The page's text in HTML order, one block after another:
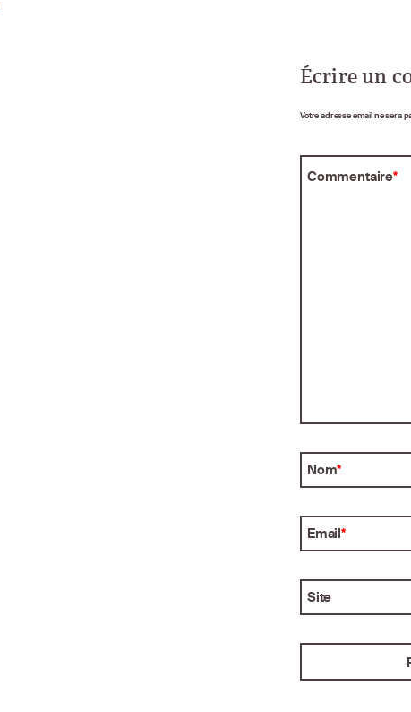
Écrire un
Votre adresse email ne sera
Commentaire*
Nom*
Email*
Site